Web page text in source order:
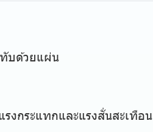
บด้วยแผ่น
กระแทกและแรงสั่นสะเทือน